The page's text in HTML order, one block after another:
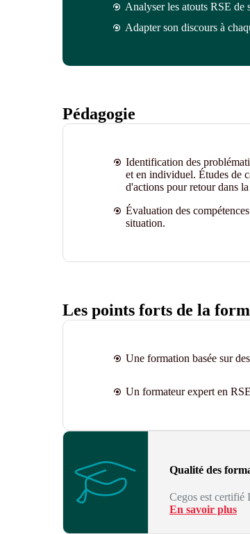
Analyser les atouts RSE de
Adapter son discours à
Pédagogie
Identification des
et en individuel. Études de
d'actions pour retour dans
Évaluation des
situation.
Les points forts de la
Une formation basée sur
Un formateur expert en
Qualité des
Cegos est certifié
En savoir plus